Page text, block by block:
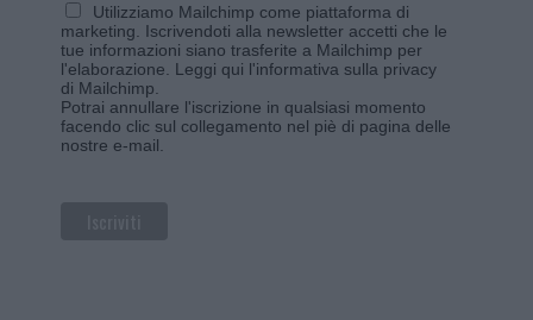
Utilizziamo Mailchimp come piattaforma di
marketing. Iscrivendoti alla newsletter accetti che le
tue informazioni siano trasferite a Mailchimp per
l'elaborazione. Leggi qui l'informativa sulla privacy
di Mailchimp
Potrai annullare l'iscrizione in qualsiasi momento
facendo clic sul collegamento nel piè di pagina delle
nostre e-mail.